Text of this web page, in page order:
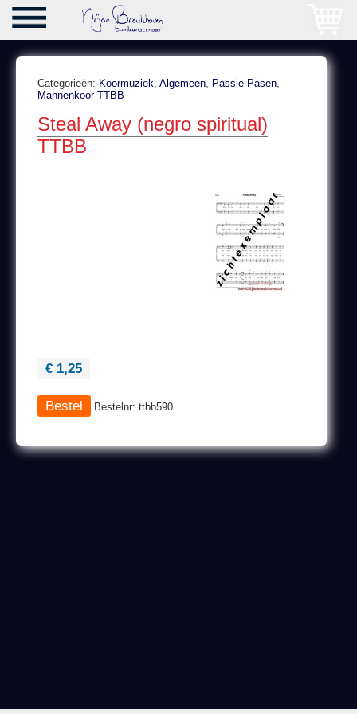
Categorieën: Koormuziek, Algemeen, Passie-Pasen,
Mannenkoor TTBB
Steal Away (negro spiritual)
TTBB
€ 1,25
Bestelnr: ttbb590